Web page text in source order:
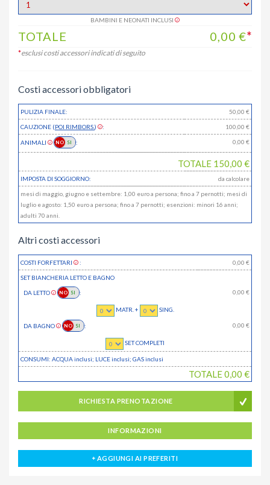
BAMBINI E NEONATI INCLUSI
TOTALE 0,00 €*
*esclusi costi accessori indicati di seguito
Costi accessori obbligatori
PULIZIA FINALE: 50,00 €
CAUZIONE (POI RIMBORS.) : 100,00 €
ANIMALI : 0,00 €
TOTALE 150,00 €
IMPOSTA DI SOGGIORNO: da calcolare
mesi di maggio, giugno e settembre: 1,00 euro a persona; fino a 7 pernotti; mesi di
luglio e agosto: 1,50 euro a persona; fino a 7 pernotti; esenzioni: minori 16 anni;
adulti 70 anni.
Altri costi accessori
COSTI FORFETTARI : 0,00 €
SET BIANCHERIA LETTO E BAGNO
DA LETTO : 0,00 €
MATR. + SING.
DA BAGNO : 0,00 €
SET COMPLETI
CONSUMI: ACQUAinclusi; LUCEinclusi; GASinclusi
TOTALE0,00 €
RICHIESTA PRENOTAZIONE
INFORMAZIONI
AGGIUNGI AI PREFERITI